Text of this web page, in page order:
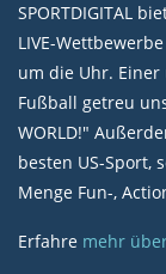
SPORTDIGITAL
LIVE-
um die Uhr.
Fußball getreu
WORLD!"
besten US-Sport,
Menge Fun-,
Erfahre mehr über